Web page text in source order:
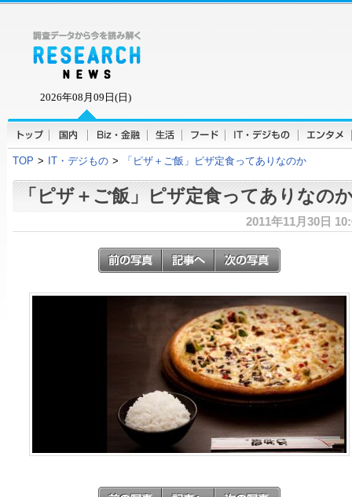
2026年08月09日(日)
TOP > IT・デジもの > 「ピザ＋ご飯」ピザ定食ってありなのか
「ピザ＋ご飯」ピザ定食ってありなの
2011年11月30日